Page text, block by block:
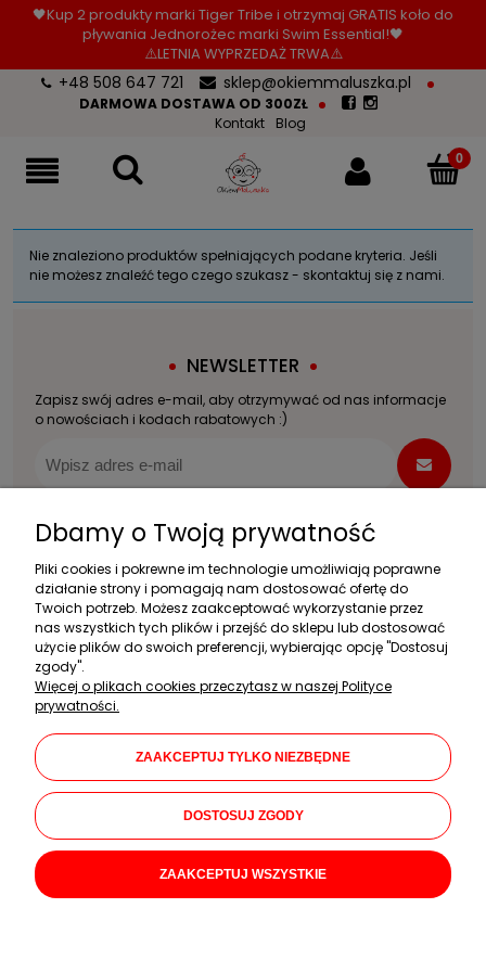
🖤Kup 2 produkty marki Tiger Tribe i otrzymaj GRATIS koło do
pływania Jednorożec marki Swim Essential!🖤
⚠️LETNIA WYPRZEDAŻ TRWA⚠️
+48 508 647 721 sklep@okiemmaluszka.pl
DARMOWA DOSTAWA OD 300ZŁ
Kontakt
Blog
Nie znaleziono produktów spełniających podane kryteria. Jeśli
nie możesz znaleźć tego czego szukasz - skontaktuj się z nami.
NEWSLETTER
Zapisz swój adres e-mail, aby otrzymywać od nas informacje
o nowościach i kodach rabatowych :)
Zakupy
Pomoc
Moje konto
Informacje
Dane firmy
KAMAR Mariusz Kalwarczyk
Chłopickiego 46
+48 508 647 721
Dbamy o Twoją prywatność
Pliki cookies i pokrewne im technologie umożliwiają poprawne
działanie strony i pomagają nam dostosować ofertę do
Twoich potrzeb. Możesz zaakceptować wykorzystanie przez
nas wszystkich tych plików i przejść do sklepu lub dostosować
użycie plików do swoich preferencji, wybierając opcję "Dostosuj
zgody".
Więcej o plikach cookies przeczytasz w naszej Polityce
prywatności.
ZAAKCEPTUJ TYLKO NIEZBĘDNE
DOSTOSUJ ZGODY
ZAAKCEPTUJ WSZYSTKIE